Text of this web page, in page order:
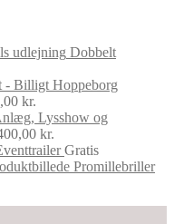
Dobbelt
Hoppeborg
kr.
Lysshow og
kr.
Gratis
Promillebriller